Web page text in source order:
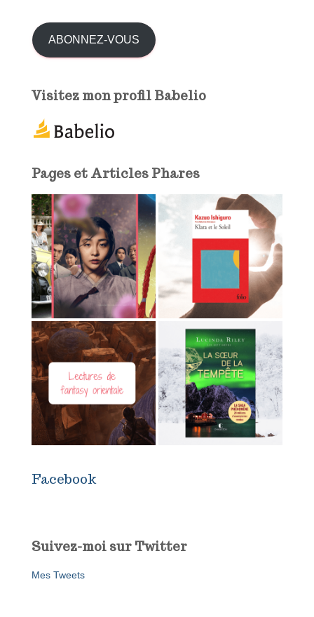
s
s
a
ABONNEZ-VOUS
Visitez mon profil Babelio
Pages et Articles Phares
Facebook
Suivez-moi sur Twitter
Mes Tweets